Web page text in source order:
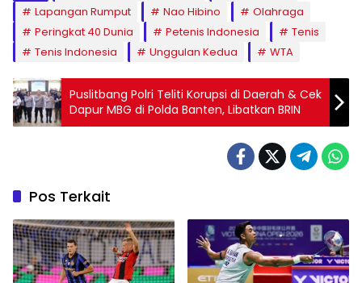
Lapangan Rumput
Nao Hibino
Olahraga
Peringkat 40 Dunia
Petenis Indonesia
Tenis
Tenis Indonesia
Unggulan Kedua WTA
Puslitbang Polri Teliti Korupsi di Daerah & Cek
Dapur MBG di Polda Banten, Libatkan BRIN
Pos Terkait